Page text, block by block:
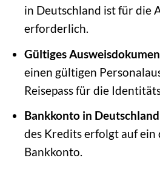
in Deutschland ist für die
erforderlich.
Gültiges
einen gültigen
Reisepass für die
Bankkonto in
des Kredits erfolgt auf ein
Bankkonto.